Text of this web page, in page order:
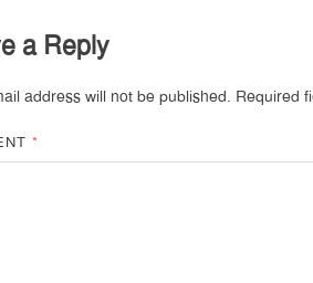
a Reply
address will not be published. Required
*